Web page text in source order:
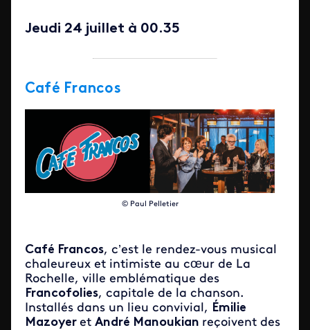
Jeudi 24 juillet à 00.35
Café Francos
© Paul Pelletier
Café Francos, c’est le rendez-vous musical
chaleureux et intimiste au cœur de La
Rochelle, ville emblématique des
Francofolies, capitale de la chanson.
Installés dans un lieu convivial, Émilie
Mazoyer et André Manoukian reçoivent des